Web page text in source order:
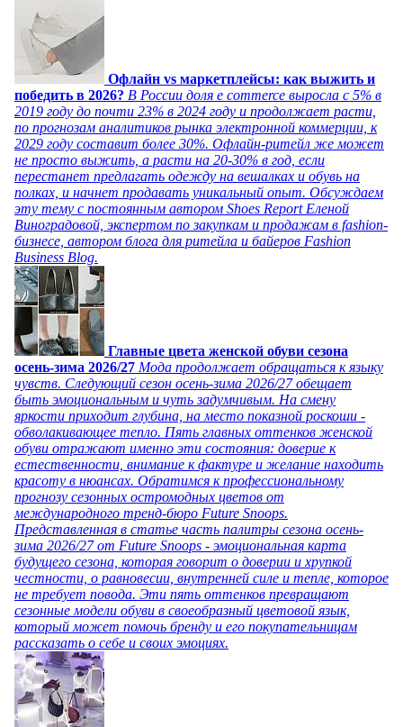
Офлайн vs маркетплейсы: как выжить и
победить в 2026? В России доля e commerce выросла с 5% в
2019 году до почти 23% в 2024 году и продолжает расти,
по прогнозам аналитиков рынка электронной коммерции, к
2029 году составит более 30%. Офлайн-ритейл же может
не просто выжить, а расти на 20-30% в год, если
перестанет предлагать одежду на вешалках и обувь на
полках, и начнет продавать уникальный опыт. Обсуждаем
эту тему с постоянным автором Shoes Report Еленой
Виноградовой, экспертом по закупкам и продажам в fashion-
бизнесе, автором блога для ритейла и байеров Fashion
Business Blog.
Главные цвета женской обуви сезона
осень-зима 2026/27 Мода продолжает обращаться к языку
чувств. Следующий сезон осень-зима 2026/27 обещает
быть эмоциональным и чуть задумчивым. На смену
яркости приходит глубина, на место показной роскоши -
обволакивающее тепло. Пять главных оттенков женской
обуви отражают именно эти состояния: доверие к
естественности, внимание к фактуре и желание находить
красоту в нюансах. Обратимся к профессиональному
прогнозу сезонных остромодных цветов от
международного тренд-бюро Future Snoops.
Представленная в статье часть палитры сезона осень-
зима 2026/27 от Future Snoops - эмоциональная карта
будущего сезона, которая говорит о доверии и хрупкой
честности, о равновесии, внутренней силе и тепле, которое
не требует повода. Эти пять оттенков превращают
сезонные модели обуви в своеобразный цветовой язык,
который может помочь бренду и его покупательницам
рассказать о себе и своих эмоциях.